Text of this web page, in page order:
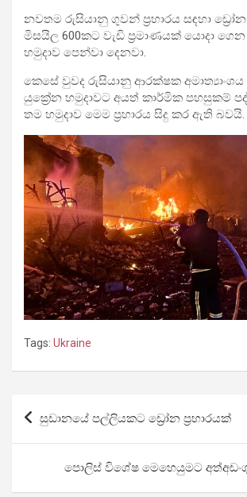
නවතම රුසියානු ගුවන් ප්‍රහාරය සඳහා
මිසයිල 600කට වැඩි ප්‍රමාණයක් යොදා
හමුදාව පෙන්වා දෙනවා.
කෙසේ වුවද රුසියානු ආරක්ෂක
යුක්‍රේන හමුදාවට අයත් කාර්මික පහසුකම්
තම හමුදාව මෙම ප්‍රහාරය සිදු කර ඇති බවයි.
Tags: Ukraine
Post
navigation
සුඩානයේ පල්ලියකට ඩ්‍රෝන ප්‍රහාරයක්
පොලිස් විශේෂ මෙහෙයුමට